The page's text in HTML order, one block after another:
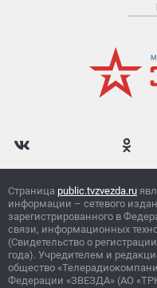
Страница public.tvzvezda.ru
информации – сетевого
зарегистрированного в
связи, информационных
(Свидетельство о
года). Учредителем и
общество
Федерации «ЗВЕЗДА» (АО